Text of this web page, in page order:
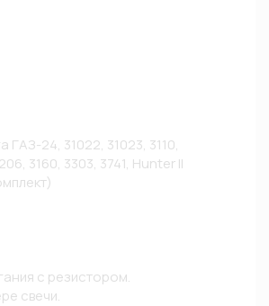
24, 31022, 31023, 3110,
3160, 3303, 3741, Hunter II
с резистором.
свечи.